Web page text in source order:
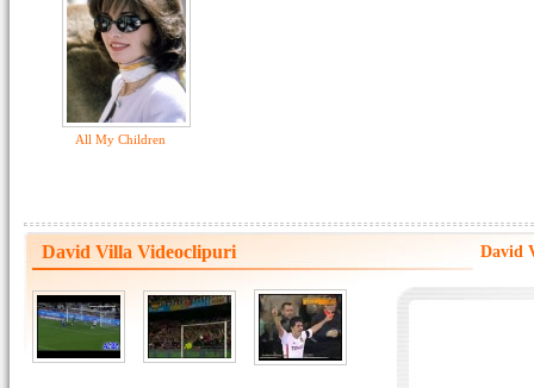
All My Children
David Villa Videoclipuri David